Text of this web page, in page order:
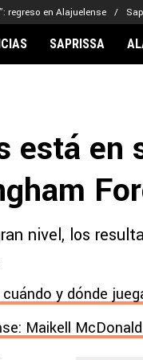
regreso en Alajuelense
Kervin Arriaga
Nathaniel
SAPRISSA
está en
nivel, los
y dónde
Maikell